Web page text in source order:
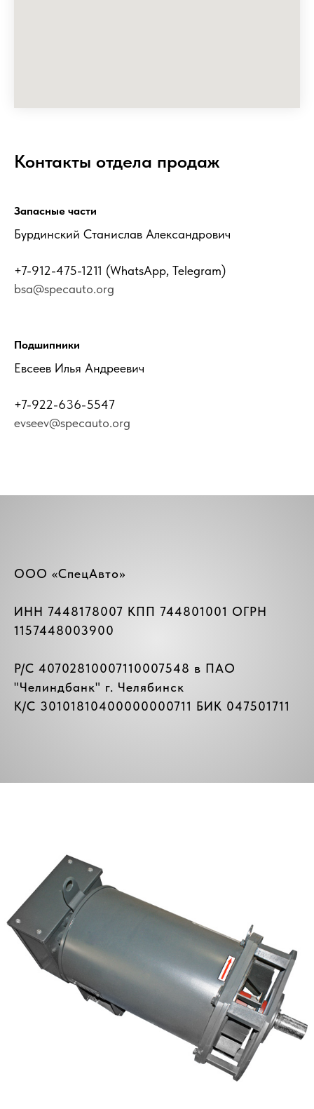
Контакты отдела продаж
Запасные части
Бурдинский Станислав Александрович
+7-912-475-1211 (WhatsApp, Telegram)
bsa@specauto.org
Подшипники
Евсеев Илья Андреевич
+7-922-636-5547
evseev@specauto.org
ООО «СпецАвто»
ИНН 7448178007 КПП 744801001 ОГРН
1157448003900
Р/C 40702810007110007548 в ПАО
"Челиндбанк" г. Челябинск
К/C 30101810400000000711 БИК 047501711